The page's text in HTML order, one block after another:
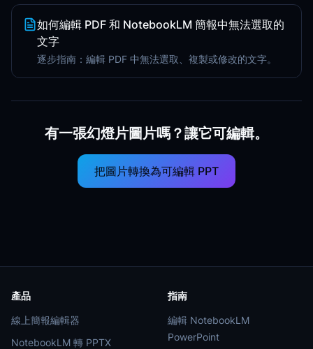
如何編輯 PDF 和 NotebookLM 簡報中無法選取的
文字
逐步指南：編輯 PDF 中無法選取、複製或修改的文字。
有一張幻燈片圖片嗎？讓它可編輯。
把圖片轉換為可編輯 PPT
產品
線上簡報編輯器
NotebookLM 轉 PPTX
指南
編輯 NotebookLM
PowerPoint